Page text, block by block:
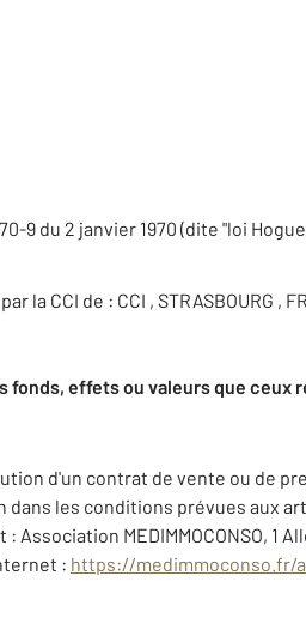
9 du 2 janvier 1970 (dite "loi
la CCI de : CCI , STRASBOURG ,
fonds, effets ou valeurs que
d'un contrat de vente ou de
les conditions prévues aux
MEDIMMOCONSO, 1
: https://medimmoconso.fr/